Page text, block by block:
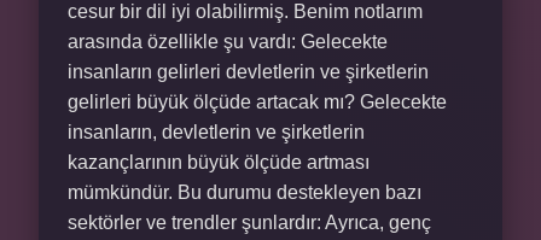
cesur bir dil iyi olabilirmiş. Benim notlarım
arasında özellikle şu vardı: Gelecekte
insanların gelirleri devletlerin ve şirketlerin
gelirleri büyük ölçüde artacak mı? Gelecekte
insanların, devletlerin ve şirketlerin
kazançlarının büyük ölçüde artması
mümkündür. Bu durumu destekleyen bazı
sektörler ve trendler şunlardır: Ayrıca, genç